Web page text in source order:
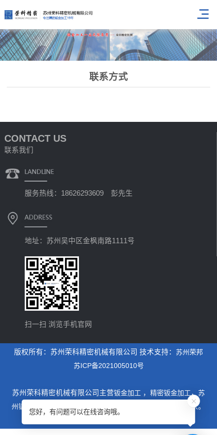
联系方式
CONTACT US
联系我们
服务热线：18626293609 彭先生
地址：苏州吴中区金枫南路1111号
扫一扫 浏览手机官网
版权所有：苏州荣科精密机械有限公司 技术支持： 苏州荣邦
苏ICP备2021005010号
苏州荣科精密机械有限公司主营钣金加工 ， 精密钣金加工， 苏
州钣金加工
，是一家专业从事设计制造钣金加工为主的厂家。
您好，有问题可以在线咨询哦。